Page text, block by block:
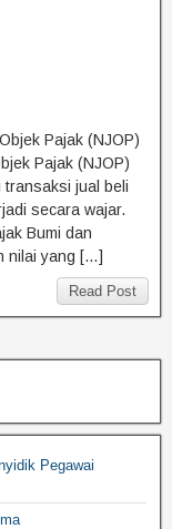
Pajak (NJOP)
Pajak (NJOP)
jual beli
secara wajar.
Bumi dan
nilai yang […]
Read Post
Pegawai